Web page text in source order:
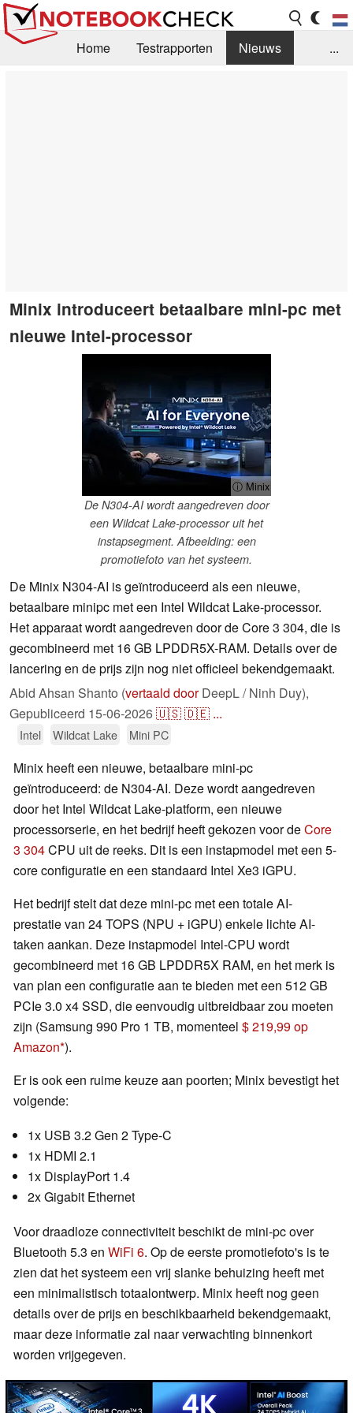
Home Testrapporten
Nieuws
...
Minix introduceert betaalbare mini-pc met
nieuwe Intel-processor
ⓘ Minix
De N304-AI wordt aangedreven door
een Wildcat Lake-processor uit het
instapsegment. Afbeelding: een
promotiefoto van het systeem.
De Minix N304-AI is geïntroduceerd als een nieuwe,
betaalbare minipc met een Intel Wildcat Lake-processor.
Het apparaat wordt aangedreven door de Core 3 304, die is
gecombineerd met 16 GB LPDDR5X-RAM. Details over de
lancering en de prijs zijn nog niet officieel bekendgemaakt.
Abid Ahsan Shanto (vertaald doorDeepL / Ninh Duy),
Gepubliceerd 15-06-2026🇺🇸🇩🇪 ...
Intel Wildcat Lake Mini PC
Minix heeft een nieuwe, betaalbare mini-pc
geïntroduceerd: de N304-AI. Deze wordt aangedreven
door het Intel Wildcat Lake-platform, een nieuwe
processorserie, en het bedrijf heeft gekozen voor deCore
3 304CPU uit de reeks. Dit is een instapmodel met een 5-
core configuratie en een standaard Intel Xe3 iGPU.
Het bedrijf stelt dat deze mini-pc met een totale AI-
prestatie van 24 TOPS (NPU + iGPU) enkele lichte AI-
taken aankan. Deze instapmodel Intel-CPU wordt
gecombineerd met 16 GB LPDDR5X RAM, en het merk is
van plan een configuratie aan te bieden met een 512 GB
PCIe 3.0 x4 SSD, die eenvoudig uitbreidbaar zou moeten
zijn (Samsung 990 Pro 1 TB, momenteel $ 219,99 op
Amazon ).
Er is ook een ruime keuze aan poorten; Minix bevestigt het
volgende:
1x USB 3.2 Gen 2 Type-C
1x HDMI 2.1
1x DisplayPort 1.4
2x Gigabit Ethernet
Voor draadloze connectiviteit beschikt de mini-pc over
Bluetooth 5.3 en WiFi 6. Op de eerste promotiefoto's is te
zien dat het systeem een vrij slanke behuizing heeft met
een minimalistisch totaalontwerp. Minix heeft nog geen
details over de prijs en beschikbaarheid bekendgemaakt,
maar deze informatie zal naar verwachting binnenkort
worden vrijgegeven.